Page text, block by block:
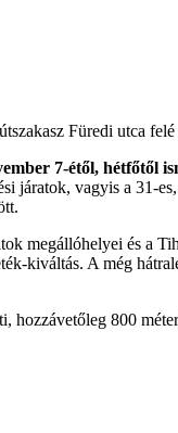
Füredi utca
7-étől, hétfőtől
járatok, vagyis a 31-
megállóhelyei és a
kiváltás. A még
hozzávetőleg 800